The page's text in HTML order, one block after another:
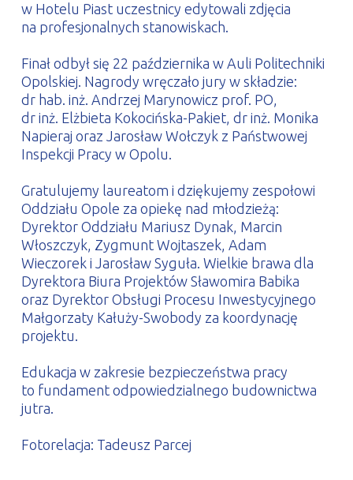
w Hotelu Piast uczestnicy edytowali zdjęcia
na profesjonalnych stanowiskach.
Finał odbył się 22 października w Auli Politechniki
Opolskiej. Nagrody wręczało jury w składzie:
dr hab. inż. Andrzej Marynowicz prof. PO,
dr inż. Elżbieta Kokocińska-Pakiet, dr inż. Monika
Napieraj oraz Jarosław Wołczyk z Państwowej
Inspekcji Pracy w Opolu.
Gratulujemy laureatom i dziękujemy zespołowi
Oddziału Opole za opiekę nad młodzieżą:
Dyrektor Oddziału Mariusz Dynak, Marcin
Włoszczyk, Zygmunt Wojtaszek, Adam
Wieczorek i Jarosław Syguła. Wielkie brawa dla
Dyrektora Biura Projektów Sławomira Babika
oraz Dyrektor Obsługi Procesu Inwestycyjnego
Małgorzaty Kałuży-Swobody za koordynację
projektu.
Edukacja w zakresie bezpieczeństwa pracy
to fundament odpowiedzialnego budownictwa
jutra.
Fotorelacja: Tadeusz Parcej